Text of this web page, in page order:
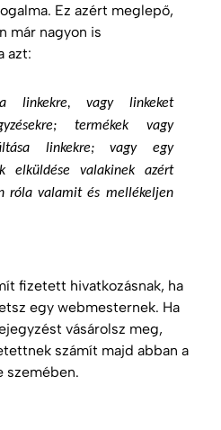
Ez azért meglepő,
már nagyon is
azt:
linkekre, vagy linkeket
termékek vagy
linkekre; vagy egy
elküldése valakinek azért
róla valamit és mellékeljen
fizetett hivatkozásnak, ha
egy webmesternek. Ha
vásárolsz meg,
számít majd abban a
szemében.